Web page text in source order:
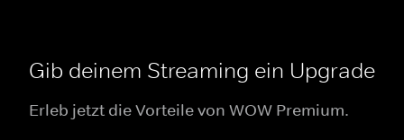
Gib deinem Streaming ein Upgrade
Erleb jetzt die Vorteile von WOW Premium.